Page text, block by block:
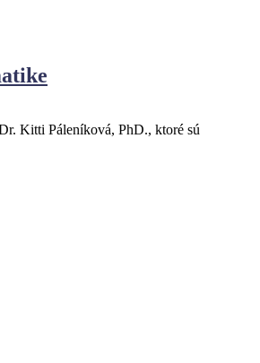
Kitti Páleníková, PhD., ktoré sú